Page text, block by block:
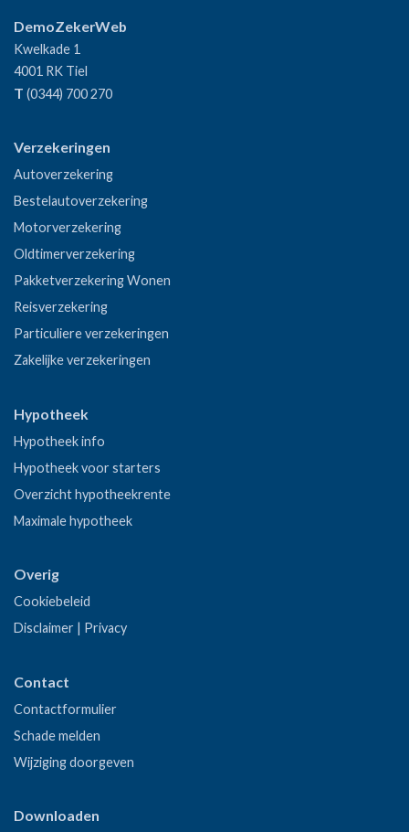
DemoZekerWeb
Kwelkade 1
4001 RK Tiel
T (0344) 700 270
Verzekeringen
Autoverzekering
Bestelautoverzekering
Motorverzekering
Oldtimerverzekering
Pakketverzekering Wonen
Reisverzekering
Particuliere verzekeringen
Zakelijke verzekeringen
Hypotheek
Hypotheek info
Hypotheek voor starters
Overzicht hypotheekrente
Maximale hypotheek
Overig
Cookiebeleid
Disclaimer | Privacy
Contact
Contactformulier
Schade melden
Wijziging doorgeven
Downloaden